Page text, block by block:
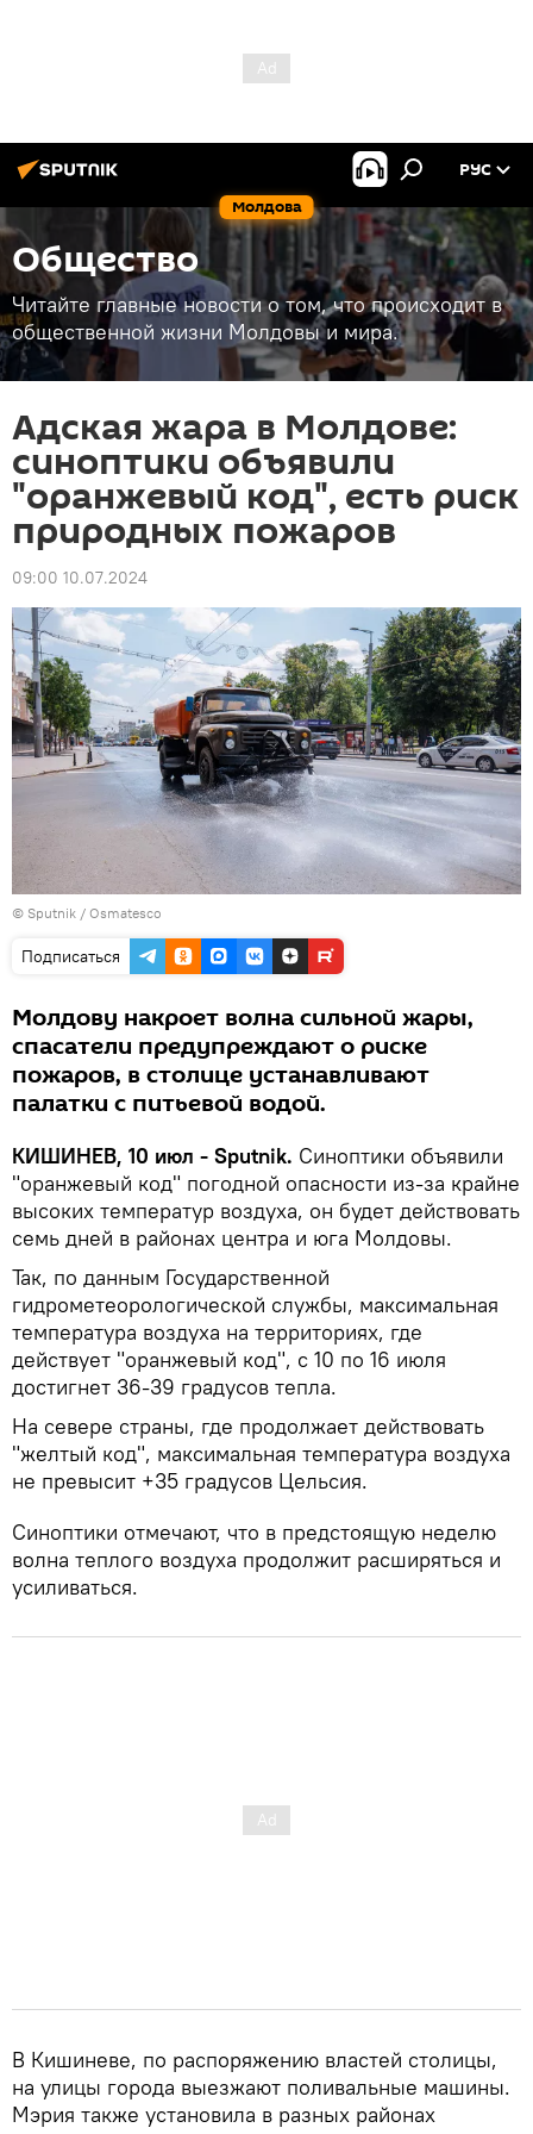
Молдова
РУС
Общество
Читайте главные новости о том, что происходит в
общественной жизни Молдовы и мира.
Адская жара в Молдове:
синоптики объявили
"оранжевый код", есть риск
природных пожаров
09:00 10.07.2024
© Sputnik / Osmatesco
Подписаться
Молдову накроет волна сильной жары,
спасатели предупреждают о риске
пожаров, в столице устанавливают
палатки с питьевой водой.
КИШИНЕВ, 10 июл - Sputnik. Синоптики объявили
"оранжевый код" погодной опасности из-за крайне
высоких температур воздуха, он будет действовать
семь дней в районах центра и юга Молдовы.
Так, по данным Государственной
гидрометеорологической службы, максимальная
температура воздуха на территориях, где
действует "оранжевый код", с 10 по 16 июля
достигнет 36-39 градусов тепла.
На севере страны, где продолжает действовать
"желтый код", максимальная температура воздуха
не превысит +35 градусов Цельсия.
Синоптики отмечают, что в предстоящую неделю
волна теплого воздуха продолжит расширяться и
усиливаться.
В Кишиневе, по распоряжению властей столицы,
на улицы города выезжают поливальные машины.
Мэрия также установила в разных районах